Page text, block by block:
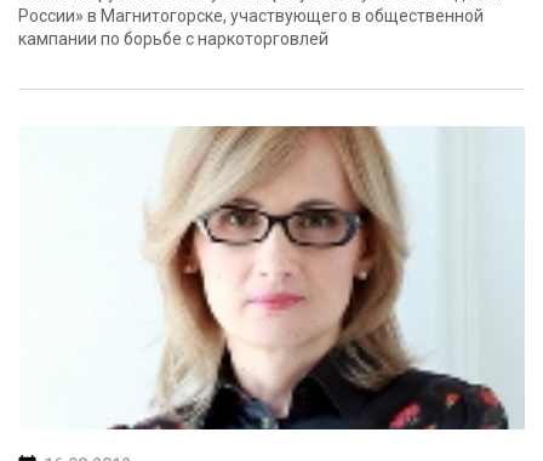
России» в Магнитогорске, участвующего в общественной
кампании по борьбе с наркоторговлей